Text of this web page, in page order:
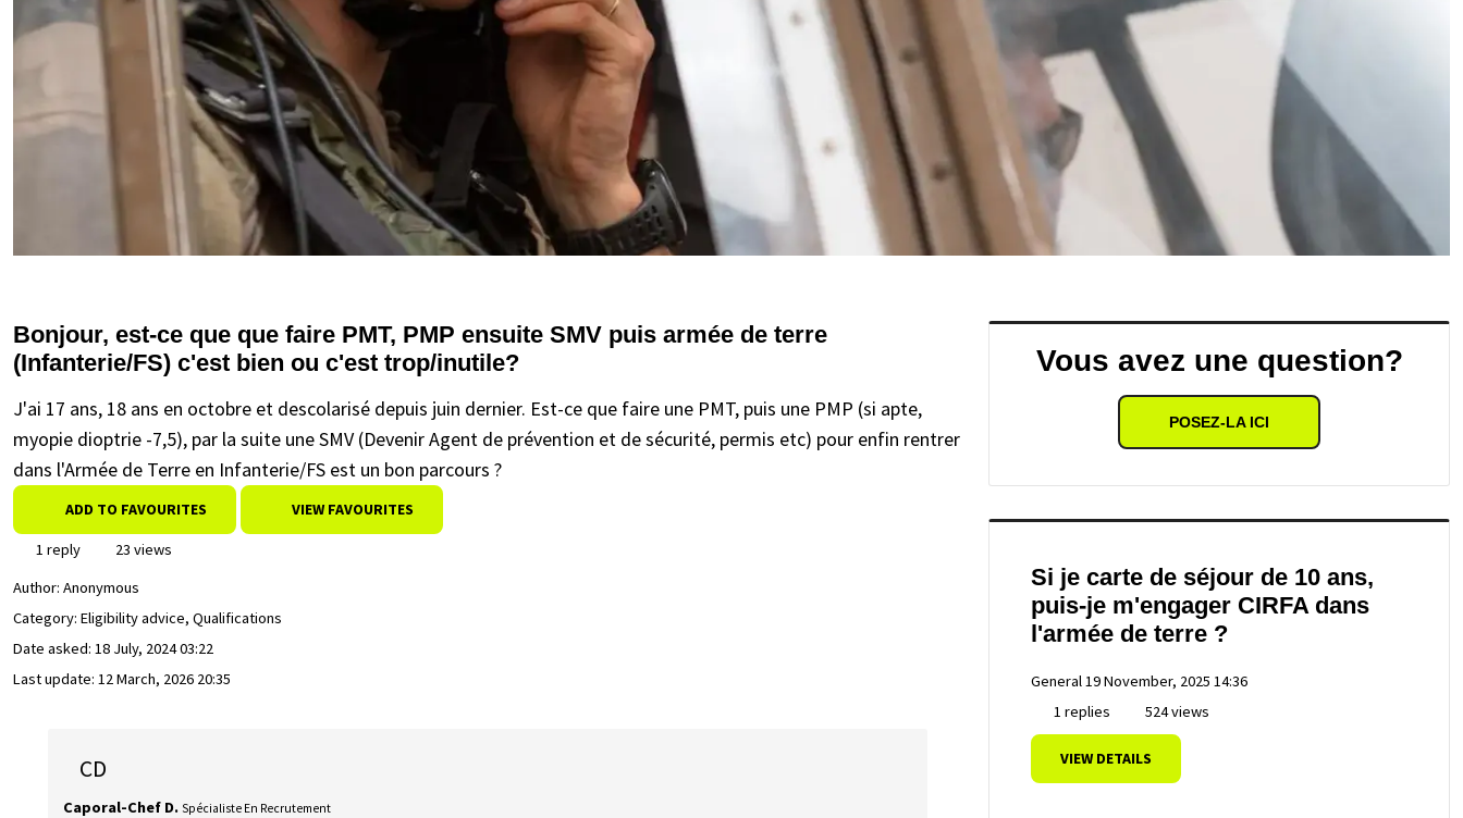
Bonjour, est-ce que que faire PMT, PMP ensuite SMV puis armée de terre
(Infanterie/FS) c'est bien ou c'est trop/inutile?
J'ai 17 ans, 18 ans en octobre et descolarisé depuis juin dernier. Est-ce que faire une PMT, puis une PMP (si apte,
myopie dioptrie -7,5), par la suite une SMV (Devenir Agent de prévention et de sécurité, permis etc) pour enfin rentrer
dans l'Armée de Terre en Infanterie/FS est un bon parcours ?
ADD TO FAVOURITES VIEW FAVOURITES
1 reply
23 views
Author: Anonymous
Category: Eligibility advice, Qualifications
Date asked: 18 July, 2024 03:22
Last update: 12 March, 2026 20:35
CD
Caporal-Chef D. Spécialiste En Recrutement
Vous avez une question?
POSEZ-LA ICI
Si je carte de séjour de 10 ans,
puis-je m'engager CIRFA dans
l'armée de terre ?
General19 November, 2025 14:36
1 replies
524 views
VIEW DETAILS